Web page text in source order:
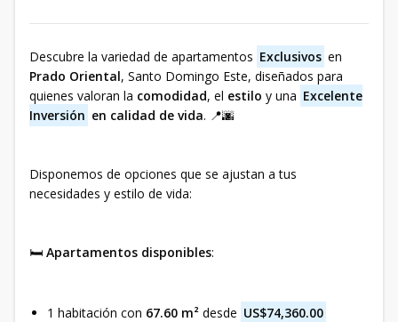
Descubre la variedad de apartamentos Exclusivos en
Prado Oriental, Santo Domingo Este, diseñados para
quienes valoran la comodidad, el estilo y una Excelente
Inversión en calidad de vida. 📍🌆
Disponemos de opciones que se ajustan a tus
necesidades y estilo de vida:
🛏️ Apartamentos disponibles:
1 habitación con 67.60 m² desde US$74,360.00